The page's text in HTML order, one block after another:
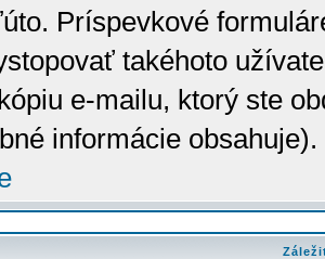
Príspevkové
takéhoto
e-mailu, ktorý ste
informácie